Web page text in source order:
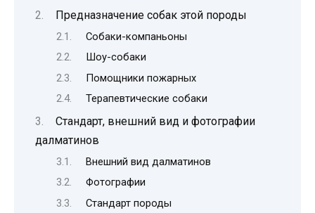
Предназначение собак этой породы
Собаки-компаньоны
Шоу-собаки
Помощники пожарных
Терапевтические собаки
Стандарт, внешний вид и фотографии
далматинов
Внешний вид далматинов
Фотографии
Стандарт породы